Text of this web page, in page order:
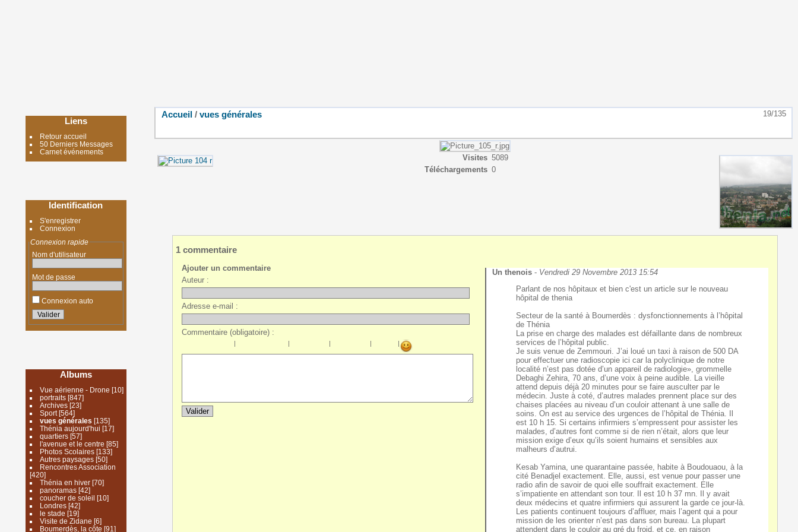
Liens
Retour accueil
50 Derniers Messages
Carnet événements
Identification
S'enregistrer
Connexion
Connexion rapide
Nom d'utilisateur
Mot de passe
Connexion auto
Albums
Vue aérienne - Drone [10]
portraits[847]
Archives [23]
Sport[564]
vues générales [135]
Thénia aujourd'hui [17]
quartiers[57]
l'avenue et le centre [85]
Photos Scolaires[133]
Autres paysages[50]
Rencontres Association
[420]
Thénia en hiver[70]
panoramas[42]
coucher de soleil [10]
Londres[42]
le stade [19]
Visite de Zidane [6]
Boumerdès, la côte [91]
Accueil / vues générales 19/135
Visites 5089
Téléchargements 0
1 commentaire
Ajouter un commentaire
Auteur :
Adresse e-mail :
Commentaire (obligatoire) :
| | | | |
Un thenois - Vendredi 29 Novembre 2013 15:54
Parlant de nos hôpitaux et bien c'est un article sur le nouveau
hôpital de thenia
Secteur de la santé à Boumerdès : dysfonctionnements à l’hôpital
de Thénia
La prise en charge des malades est défaillante dans de nombreux
services de l’hôpital public.
Je suis venue de Zemmouri. J’ai loué un taxi à raison de 500 DA
pour effectuer une radioscopie ici car la polyclinique de notre
localité n’est pas dotée d’un appareil de radiologie», grommelle
Debaghi Zehira, 70 ans, d’une voix à peine audible. La vieille
attend depuis déjà 20 minutes pour se faire ausculter par le
médecin. Juste à coté, d’autres malades prennent place sur des
chaises placées au niveau d’un couloir attenant à une salle de
soins. On est au service des urgences de l’hôpital de Thénia. Il
est 10 h 15. Si certains infirmiers s’empressent pour assister les
malades, d’autres font comme si de rien n’était, alors que leur
mission exige d’eux qu’ils soient humains et sensibles aux
malheurs d’autrui.
Kesab Yamina, une quarantaine passée, habite à Boudouaou, à la
cité Benadjel exactement. Elle, aussi, est venue pour passer une
radio afin de savoir de quoi elle souffrait exactement. Elle
s’impatiente en attendant son tour. Il est 10 h 37 mn. Il y avait
deux médecins et quatre infirmiers qui assurent la garde ce jour-là.
Les patients continuent toujours d’affluer, mais l’agent qui a pour
mission de les orienter n’est pas dans son bureau. La plupart
attendent dans le couloir au gré du froid, et ce, en raison